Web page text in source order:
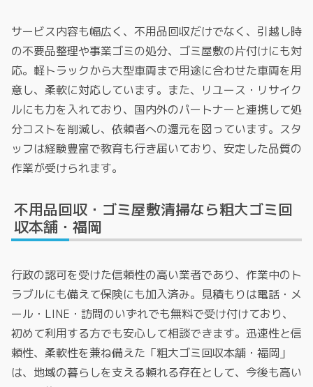
サービス内容も幅広く、不用品回収だけでなく、引越し時
の不要品整理や事業ゴミの処分、ゴミ屋敷の片付けにも対
応。軽トラックから大型車両まで用途に合わせた車両を用
意し、柔軟に対応しています。また、リユース・リサイク
ルにも力を入れており、国内外のパートナーと連携して処
分コストを削減し、依頼者への還元を図っています。スタ
ッフは経験豊富で教育も行き届いており、安定した品質の
作業が受けられます。
不用品回収・ゴミ屋敷清掃なら粗大ゴミ回
収本舗・福岡
行政の認可を受けた信頼性の高い業者であり、作業中のト
ラブルにも備えて保険にも加入済み。見積もりは電話・メ
ール・LINE・訪問のいずれでも無料で受け付けており、
初めて利用する方でも安心して相談できます。迅速性と信
頼性、柔軟性を兼ね備えた「粗大ゴミ回収本舗・福岡」
は、地域の暮らしを支える頼れる存在として、今後も高い